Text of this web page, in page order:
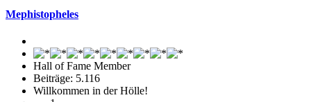
Mephistopheles
Hall of Fame Member
Beiträge: 5.116
Willkommen in der Hölle!